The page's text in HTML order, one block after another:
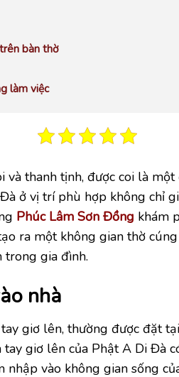
bàn thờ
làm việc
và thanh tịnh, được coi là
ở vị trí phù hợp không chỉ
Phúc Lâm Sơn Đồng khám
ra một không gian thờ
trong gia đình.
nhà
giơ lên, thường được đặt
giơ lên của Phật A Di Đà
vào không gian sống